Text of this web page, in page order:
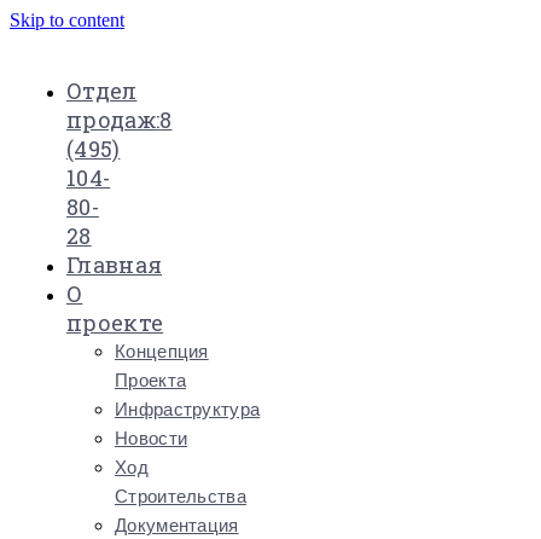
Skip to content
Отдел
продаж:8
(495)
104-
80-
28
Главная
О
проекте
Концепция
Проекта
Инфраструктура
Новости
Ход
Строительства
Документация